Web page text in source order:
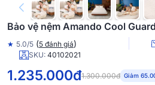
Bảo vệ nệm Amando Cool
★ 5.0/5 (5 đánh giá)
SKU: 40102021
1.235.000đ1.300.000đ Giảm